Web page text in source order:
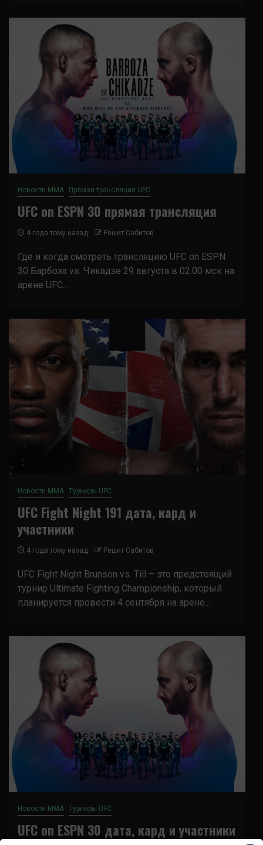
Новости ММА Прямая трансляция UFC
UFC on ESPN 30 прямая трансляция
4 года тому назад Решит Сабитов
Где и когда смотреть трансляцию UFC on ESPN
30 Барбоза vs. Чикадзе 29 августа в 02:00 мск на
арене UFC...
Новости ММА Турниры UFC
UFC Fight Night 191 дата, кард и
участники
4 года тому назад Решит Сабитов
UFC Fight Night Brunson vs. Till – это предстоящий
турнир Ultimate Fighting Championship, который
планируется провести 4 сентября на арене...
Новости ММА Турниры UFC
UFC on ESPN 30 дата, кард и участники